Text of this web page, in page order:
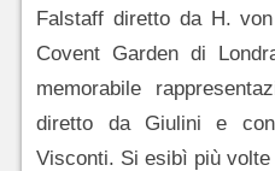
Falstaff diretto da H.
Covent Garden di
memorabile
diretto da Giulini e
Visconti. Si esibì più